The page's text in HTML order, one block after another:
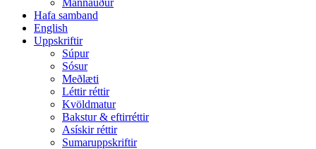
Hafa samband
English
Uppskriftir
Súpur
Sósur
Meðlæti
Léttir réttir
Kvöldmatur
Bakstur & eftirréttir
Asískir réttir
Sumaruppskriftir